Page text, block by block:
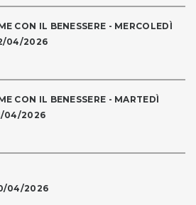
CON IL BENESSERE - MERCOLEDÌ
04/2026
CON IL BENESSERE - MARTEDÌ
04/2026
04/2026